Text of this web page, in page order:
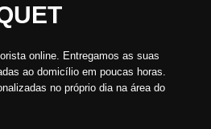
online. Entregamos as suas
ao domicílio em poucas horas.
no próprio dia na área do